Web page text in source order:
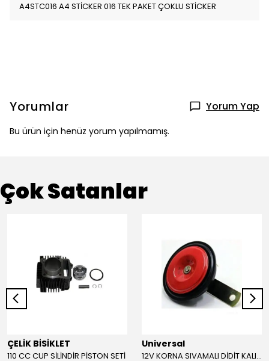
A4STC016 A4 STİCKER 016 TEK PAKET ÇOKLU STİCKER
Yorumlar Yorum Yap
Bu ürün için henüz yorum yapılmamış.
Çok Satanlar
ÇELİK BİSİKLET
110 CC CUP SİLİNDİR PİSTON SETİ
Universal
12V KORNA SIVAMALI DİDİT KALIN SESLİ (KIRMIZI)